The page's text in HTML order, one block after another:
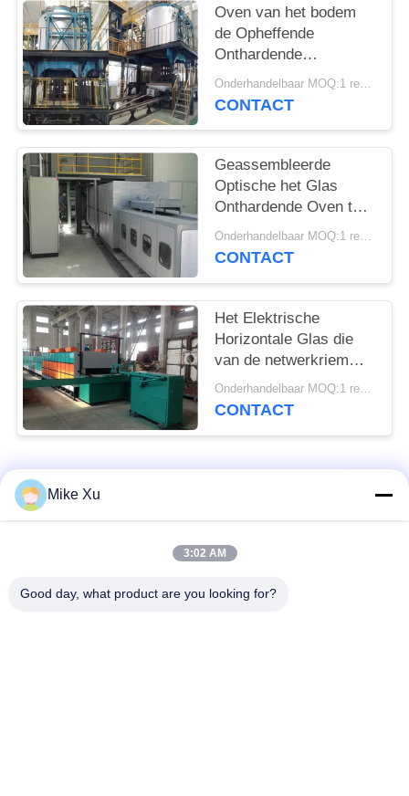
Oven van het bodem
de Opheffende
Onthardende
Industriële Glas 1000℃Onderhandelbaar MOQ:1 reeks
CONTACT
Geassembleerde
Optische het Glas
Onthardende Oven ter
plaatse van de
Netwerkriem
Onderhandelbaar MOQ:1 reeks
CONTACT
Het Elektrische
Horizontale Glas die
van de netwerkriem
Oven verfraaien
Onderhandelbaar MOQ:1 reeks
CONTACT
populaire categorieën
Industriële Glasoven
Mike Xu
3:02 AM
Good day, what product are you looking for?